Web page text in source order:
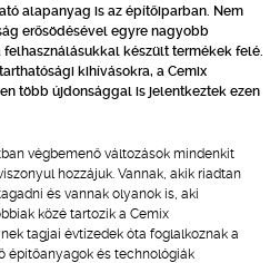
alapanyag is az építőiparban. Nem
erősödésével egyre nagyobb
készült termékek felé.
kihívásokra, a Cemix
több újdonsággal is jelentkeztek ezen
végbemenő változások mindenkit
hozzájuk. Vannak, akik riadtan
és vannak olyanok is, aki
közé tartozik a Cemix
tagjai évtizedek óta foglalkoznak a
építőanyagok és technológiák